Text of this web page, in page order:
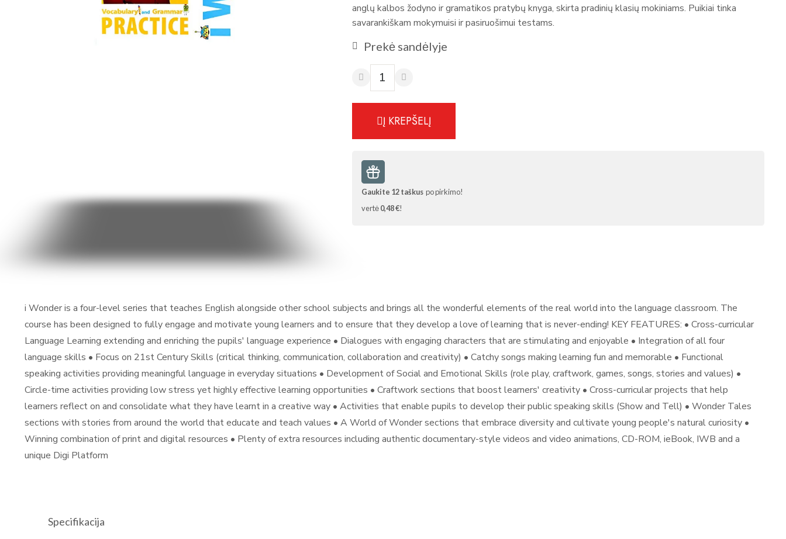
anglų kalbos žodyno ir gramatikos pratybų knyga, skirta pradinių klasių mokiniams. Puikiai tinka
savarankiškam mokymuisi ir pasiruošimui testams.
Prekė sandėlyje
Į KREPŠELĮ
Gaukite 12taškus po pirkimo!
vertė0,48 €!
i Wonder is a four-level series that teaches English alongside other school subjects and brings all the wonderful elements of the real world into the language classroom. The
course has been designed to fully engage and motivate young learners and to ensure that they develop a love of learning that is never-ending! KEY FEATURES: • Cross-curricular
Language Learning extending and enriching the pupils' language experience • Dialogues with engaging characters that are stimulating and enjoyable • Integration of all four
language skills • Focus on 21st Century Skills (critical thinking, communication, collaboration and creativity) • Catchy songs making learning fun and memorable • Functional
speaking activities providing meaningful language in everyday situations • Development of Social and Emotional Skills (role play, craftwork, games, songs, stories and values) •
Circle-time activities providing low stress yet highly effective learning opportunities • Craftwork sections that boost learners' creativity • Cross-curricular projects that help
learners reflect on and consolidate what they have learnt in a creative way • Activities that enable pupils to develop their public speaking skills (Show and Tell) • Wonder Tales
sections with stories from around the world that educate and teach values • A World of Wonder sections that embrace diversity and cultivate young people's natural curiosity •
Winning combination of print and digital resources • Plenty of extra resources including authentic documentary-style videos and video animations, CD-ROM, ieBook, IWB and a
unique Digi Platform
Specifikacija